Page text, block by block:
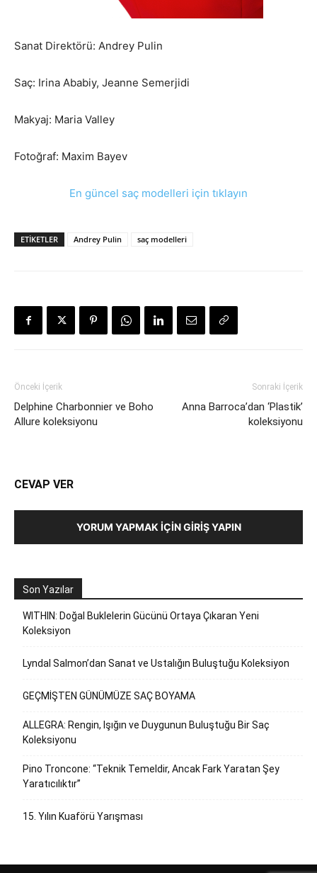
Sanat Direktörü: Andrey Pulin
Saç: Irina Ababiy, Jeanne Semerjidi
Makyaj: Maria Valley
Fotoğraf: Maxim Bayev
En güncel saç modelleri için tıklayın
ETIKETLER Andrey Pulin saç modelleri
Önceki İçerik
Delphine Charbonnier ve Boho
Allure koleksiyonu
Sonraki İçerik
Anna Barroca’dan ‘Plastik’
koleksiyonu
CEVAP VER
YORUM YAPMAK İÇIN GIRIŞ YAPIN
Son Yazılar
WITHIN: Doğal Buklelerin Gücünü Ortaya Çıkaran Yeni
Koleksiyon
Lyndal Salmon’dan Sanat ve Ustalığın Buluştuğu Koleksiyon
GEÇMİŞTEN GÜNÜMÜZE SAÇ BOYAMA
ALLEGRA: Rengin, Işığın ve Duygunun Buluştuğu Bir Saç
Koleksiyonu
Pino Troncone: “Teknik Temeldir, Ancak Fark Yaratan Şey
Yaratıcılıktır”
15. Yılın Kuaförü Yarışması